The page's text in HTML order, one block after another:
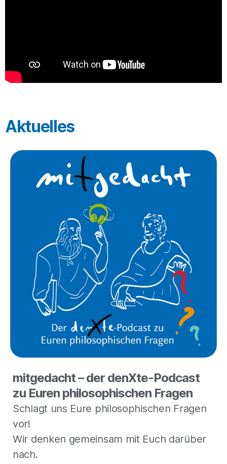
Aktuelles
mitgedacht – der denXte-Podcast
zu Euren philosophischen Fragen
Schlagt uns Eure philosophischen Fragen
vor!
Wir denken gemeinsam mit Euch darüber
nach.